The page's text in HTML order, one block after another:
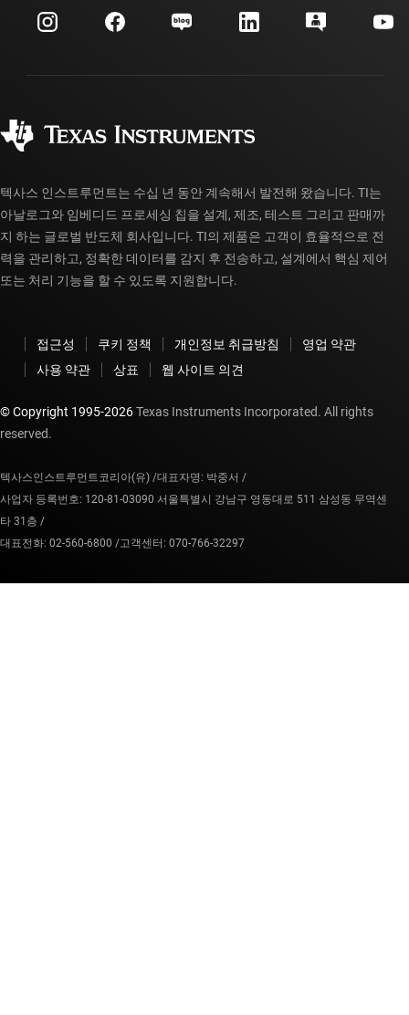
투자 관계
제조
고객 지원 센터
myTI 계정 FAQ
주문 FAQ
텍사스 인스트루먼트는 수십 년 동안 계속해서 발전해 왔습니다. TI는
아날로그와 임베디드 프로세싱 칩을 설계, 제조, 테스트 그리고 판매까
지 하는 글로벌 반도체 회사입니다. TI의 제품은 고객이 효율적으로 전
력을 관리하고, 정확한 데이터를 감지 후 전송하고, 설계에서 핵심 제어
또는 처리 기능을 할 수 있도록 지원합니다.
접근성 쿠키 정책 개인정보 취급방침
영업 약관
사용 약관
상표 웹 사이트 의견
© Copyright 1995-2026Texas Instruments Incorporated. All rights
reserved.
텍사스인스트루먼트코리아(유) /대표자명: 박중서 /
사업자 등록번호: 120-81-03090 서울특별시 강남구 영동대로 511 삼성동 무역센
타 31층 /
대표전화: 02-560-6800 /고객센터: 070-766-32297